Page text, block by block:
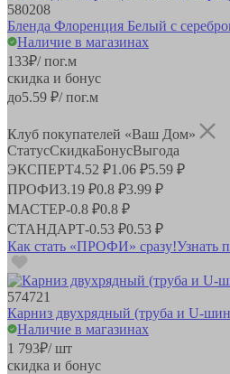
580208
Бленда Флоренция Белый с
Наличие в магазинах
133₽/ пог.м
скидка и бонус
до5.59 ₽/ пог.м
Клуб покупателей «Ваш Дом»
СтатусСкидкаБонусВыгода
ЭКСПЕРТ4.52 ₽1.06 ₽5.59 ₽
ПРОФИ3.19 ₽0.8 ₽3.99 ₽
МАСТЕР-0.8 ₽0.8 ₽
СТАНДАРТ-0.53 ₽0.53 ₽
Как стать «ПРОФИ» сразу!Узнать
574721
Карниз двухрядный (труба и U-
Наличие в магазинах
1 793₽/ шт
скидка и бонус